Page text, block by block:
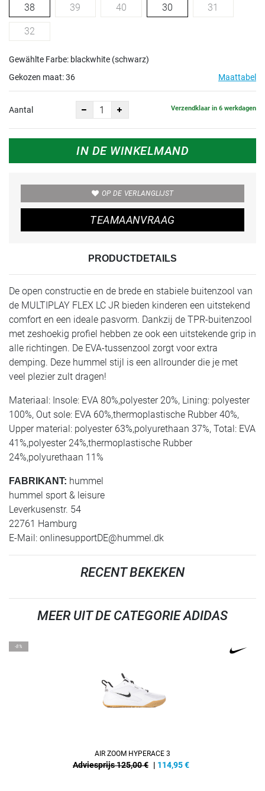
38 39 40 30 31
32
Gewählte Farbe: blackwhite (schwarz)
Gekozen maat:36 Maattabel
Aantal Verzendklaar in 6 werkdagen
IN DE WINKELMAND
OP DE VERLANGLIJST
TEAMAANVRAAG
PRODUCTDETAILS
De open constructie en de brede en stabiele buitenzool van
de MULTIPLAY FLEX LC JR bieden kinderen een uitstekend
comfort en een ideale pasvorm. Dankzij de TPR-buitenzool
met zeshoekig profiel hebben ze ook een uitstekende grip in
alle richtingen. De EVA-tussenzool zorgt voor extra
demping. Deze hummel stijl is een allrounder die je met
veel plezier zult dragen!
Materiaal: Insole: EVA 80%,polyester 20%, Lining: polyester
100%, Out sole: EVA 60%,thermoplastische Rubber 40%,
Upper material: polyester 63%,polyurethaan 37%, Total: EVA
41%,polyester 24%,thermoplastische Rubber
24%,polyurethaan 11%
FABRIKANT: hummel
hummel sport & leisure
Leverkusenstr. 54
22761 Hamburg
E-Mail: onlinesupportDE@hummel.dk
RECENT BEKEKEN
MEER UIT DE CATEGORIE ADIDAS
-8%
AIR ZOOM HYPERACE 3
Adviesprijs 125,00 € | 114,95€